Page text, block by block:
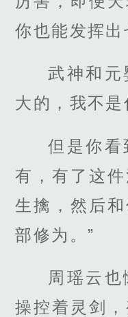
你也能发挥出
武神和元
大的，我不是
但是你看
有，有了这
生擒，然后
部修为。”
周瑶云也
操控着灵剑